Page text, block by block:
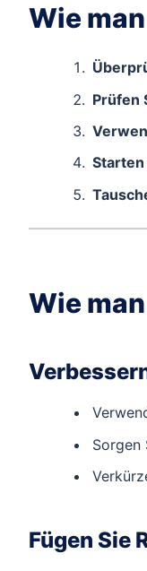
Wie
Prüfen
Starten
Wie
Sorgen
Fügen Sie